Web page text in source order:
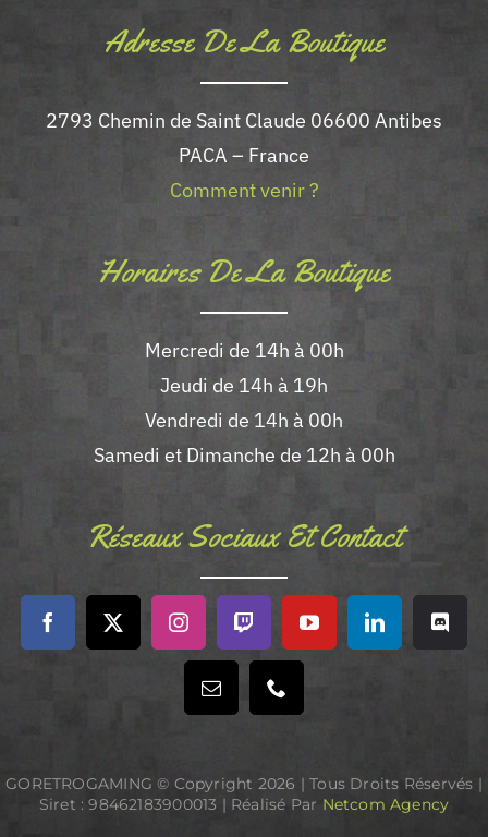
Adresse De La Boutique
2793 Chemin de Saint Claude 06600 Antibes
PACA – France
Comment venir ?
Horaires De La Boutique
Mercredi de 14h à 00h
Jeudi de 14h à 19h
Vendredi de 14h à 00h
Samedi et Dimanche de 12h à 00h
Réseaux Sociaux Et Contact
GORETROGAMING © Copyright 2026 | Tous Droits Réservés |
Siret : 98462183900013 | Réalisé Par Netcom Agency